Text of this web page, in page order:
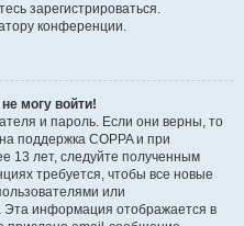
зарегистрироваться.
конференции.
могу войти!
и пароль. Если они верны, то
поддержка COPPA и при
13 лет, следуйте полученным
требуется, чтобы все новые
или
Эта информация отображается в